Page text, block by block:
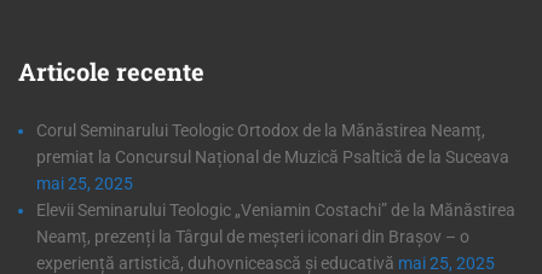
Articole recente
Corul Seminarului Teologic Ortodox de la Mănăstirea Neamț,
premiat la Concursul Național de Muzică Psaltică de la Suceava
mai 25, 2025
Elevii Seminarului Teologic „Veniamin Costachi” de la Mănăstirea
Neamț, prezenți la Târgul de meșteri iconari din Brașov – o
experiență artistică, duhovnicească și educativă mai 25, 2025